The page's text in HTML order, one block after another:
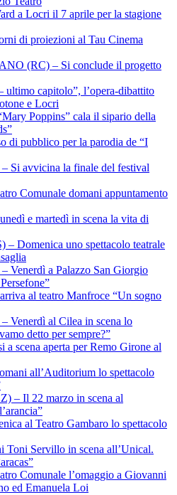
a Locri il 7 aprile per la stagione
di proiezioni al Tau Cinema
(RC) – Si conclude il progetto
ultimo capitolo”, l’opera-dibattito
e Locri
Poppins” cala il sipario della
di pubblico per la parodia de “I
avvicina la finale del festival
Comunale domani appuntamento
e martedì in scena la vita di
Domenica uno spettacolo teatrale
a Palazzo San Giorgio
al teatro Manfroce “Un sogno
al Cilea in scena lo
detto per sempre?”
scena aperta per Remo Girone al
all’Auditorium lo spettacolo
– Il 22 marzo in scena al
al Teatro Gambaro lo spettacolo
Servillo in scena all’Unical.
Comunale l’omaggio a Giovanni
ed Emanuela Loi